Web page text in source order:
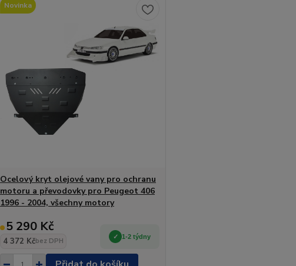
Novinka
Ocelový kryt olejové vany pro ochranu
motoru a převodovky pro Peugeot 406
1996 - 2004, všechny motory
5 290 Kč
4 372 Kčbez DPH
1-2 týdny